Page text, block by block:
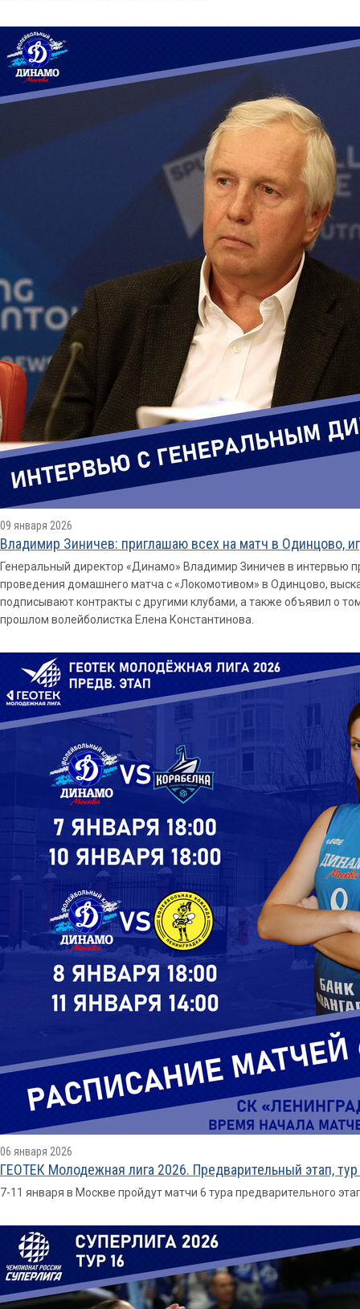
09 января 2026
Владимир Зиничев: приглашаю всех на матч в Одинцово,
Генеральный директор «Динамо» Владимир Зиничев в интервью
проведения домашнего матча с «Локомотивом» в Одинцово,
подписывают контракты с другими клубами, а также объявил о
прошлом волейболистка Елена Константинова.
06 января 2026
ГЕОТЕК Молодежная лига 2026. Предварительный этап,
7-11 января в Москве пройдут матчи 6 тура предварительного